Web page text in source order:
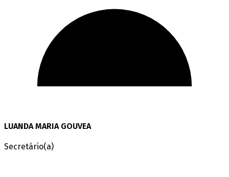
LUANDA MARIA GOUVEA
Secretário(a)